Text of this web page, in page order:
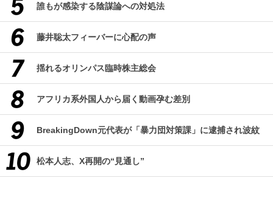
誰もが感染する陰謀論への対処法
藤井聡太フィーバーに心配の声
揺れるオリンパス臨時株主総会
アフリカ系外国人から届く動画孕む差別
BreakingDown元代表が「暴力団対策課」に逮捕され波紋
松本人志、X再開の“見通し”